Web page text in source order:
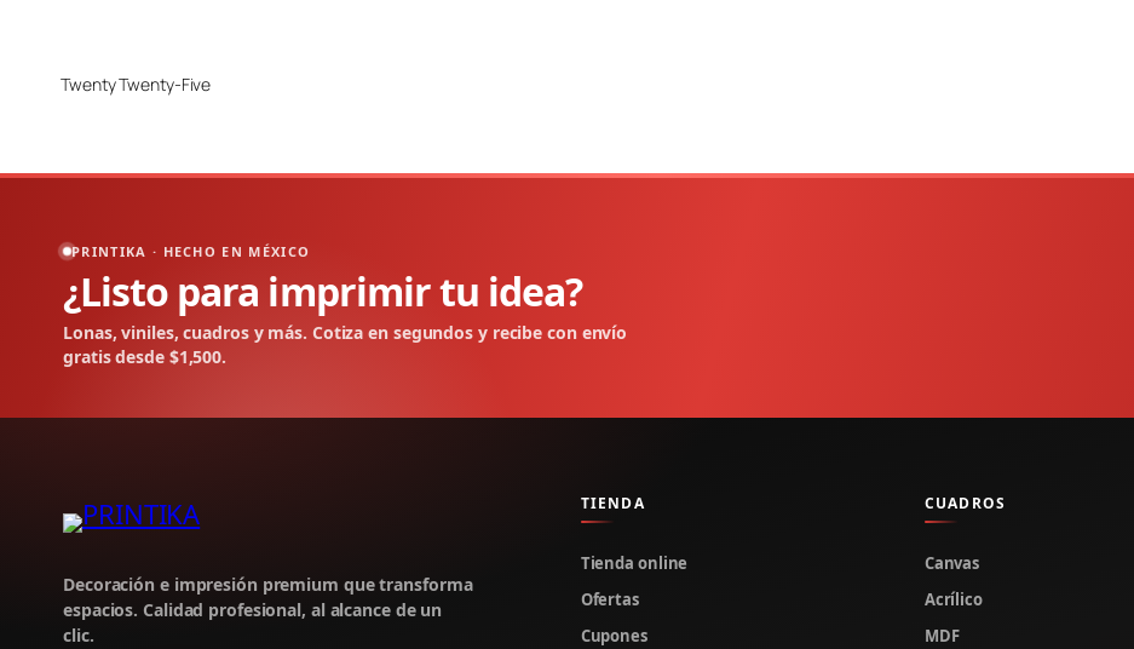
Twenty Twenty-Five
PRINTIKA · HECHO EN MÉXICO
¿Listo para imprimir tu idea?
Lonas, viniles, cuadros y más. Cotiza en segundos y recibe con envío
gratis desde $1,500.
Decoración e impresión premium que transforma
espacios. Calidad profesional, al alcance de un
clic.
TIENDA
Tienda online
Ofertas
Cupones
CUADROS
Canvas
Acrílico
MDF